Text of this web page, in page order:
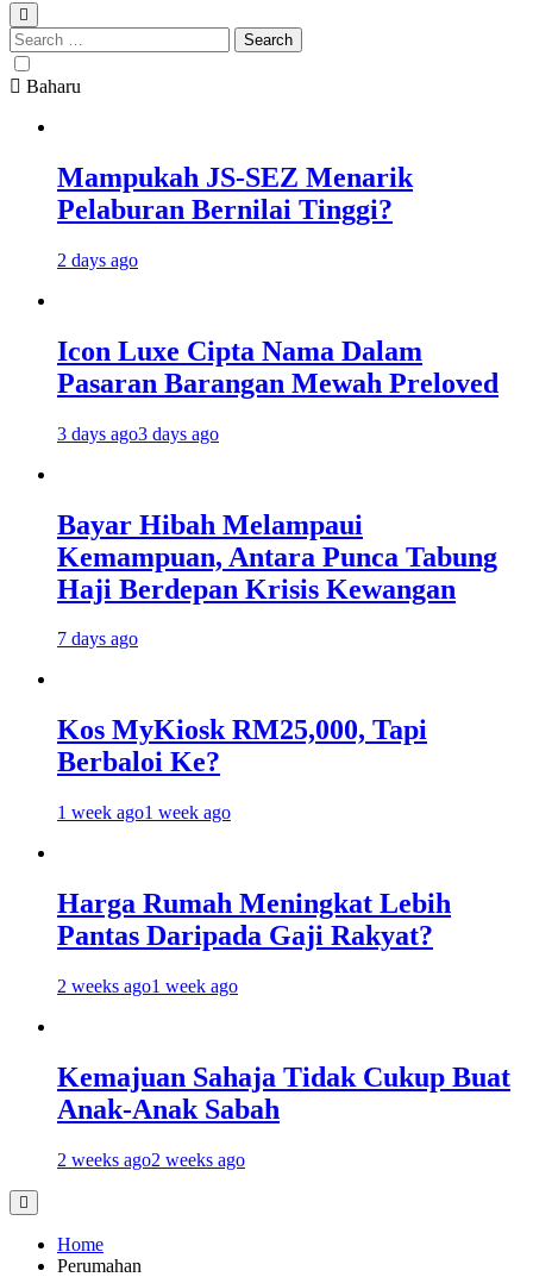
Search
for:
Baharu
Mampukah JS-SEZ Menarik
Pelaburan Bernilai Tinggi?
2 days ago
Icon Luxe Cipta Nama Dalam
Pasaran Barangan Mewah Preloved
3 days ago3 days ago
Bayar Hibah Melampaui
Kemampuan, Antara Punca Tabung
Haji Berdepan Krisis Kewangan
7 days ago
Kos MyKiosk RM25,000, Tapi
Berbaloi Ke?
1 week ago1 week ago
Harga Rumah Meningkat Lebih
Pantas Daripada Gaji Rakyat?
2 weeks ago1 week ago
Kemajuan Sahaja Tidak Cukup Buat
Anak-Anak Sabah
2 weeks ago2 weeks ago
Home
Perumahan